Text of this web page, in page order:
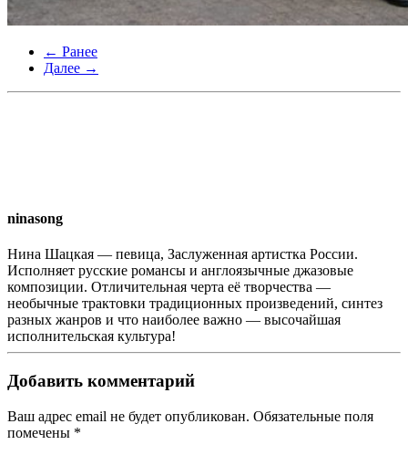
← Ранее
Далее →
ninasong
Нина Шацкая — певица, Заслуженная артистка России.
Исполняет русские романсы и англоязычные джазовые
композиции. Отличительная черта её творчества —
необычные трактовки традиционных произведений, синтез
разных жанров и что наиболее важно — высочайшая
исполнительская культура!
Добавить комментарий
Ваш адрес email не будет опубликован. Обязательные поля
помечены *